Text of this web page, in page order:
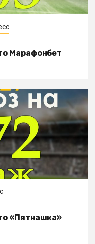
Марафонбет
«Пятнашка»